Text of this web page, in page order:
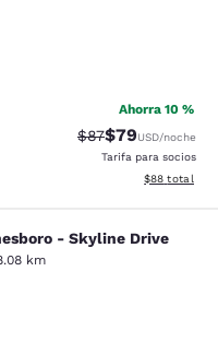
Excelente. 642 reseñas
Ahorra 10 %
Precio tachado:
$87Precio con
$79USD/noche
Tarifa para socios
Ver detalles
$88 total
- Skyline
- Skyline Drive
km
Bueno. 1166 reseñas